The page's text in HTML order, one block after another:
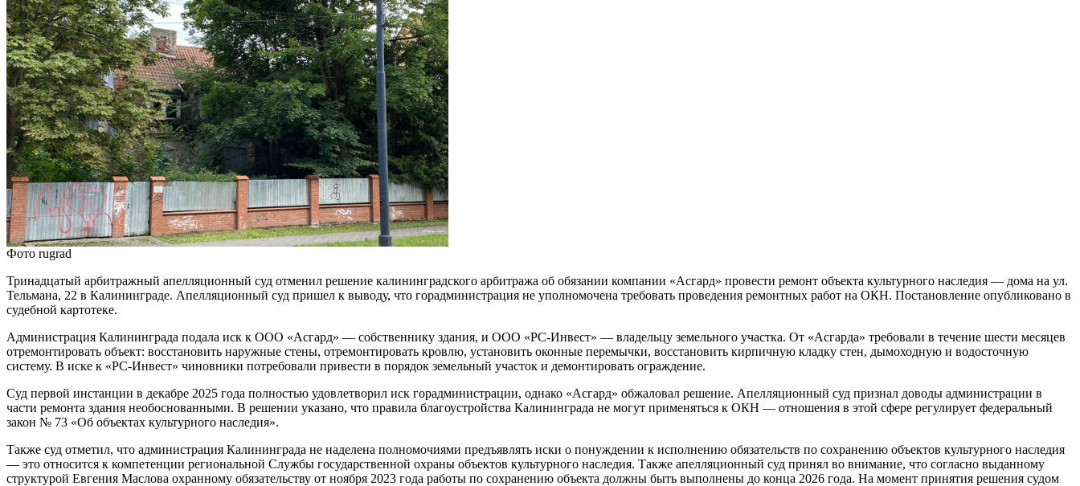
Фото rugrad
Тринадцатый арбитражный апелляционный суд отменил решение калининградского арбитража об обязании компании «Асгард» провести ремонт объекта культурного наследия — дома на ул.
Тельмана, 22 в Калининграде. Апелляционный суд пришел к выводу, что горадминистрация не уполномочена требовать проведения ремонтных работ на ОКН. Постановление опубликовано в
судебной картотеке.
Администрация Калининграда подала иск к ООО «Асгард» — собственнику здания, и ООО «РС-Инвест» — владельцу земельного участка. От «Асгарда» требовали в течение шести месяцев
отремонтировать объект: восстановить наружные стены, отремонтировать кровлю, установить оконные перемычки, восстановить кирпичную кладку стен, дымоходную и водосточную
систему. В иске к «РС-Инвест» чиновники потребовали привести в порядок земельный участок и демонтировать ограждение.
Суд первой инстанции в декабре 2025 года полностью удовлетворил иск горадминистрации, однако «Асгард» обжаловал решение. Апелляционный суд признал доводы администрации в
части ремонта здания необоснованными. В решении указано, что правила благоустройства Калининграда не могут применяться к ОКН — отношения в этой сфере регулирует федеральный
закон № 73 «Об объектах культурного наследия».
Также суд отметил, что администрация Калининграда не наделена полномочиями предъявлять иски о понуждении к исполнению обязательств по сохранению объектов культурного наследия
— это относится к компетенции региональной Службы государственной охраны объектов культурного наследия. Также апелляционный суд принял во внимание, что согласно выданному
структурой Евгения Маслова охранному обязательству от ноября 2023 года работы по сохранению объекта должны быть выполнены до конца 2026 года. На момент принятия решения судом